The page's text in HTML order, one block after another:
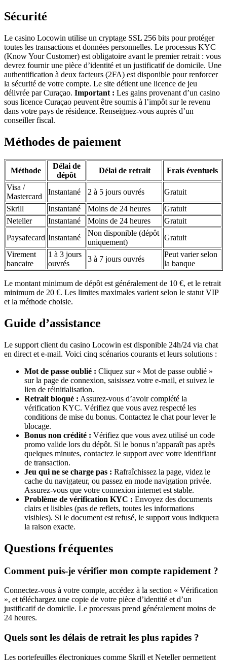
Sécurité
Le casino Locowin utilise un cryptage SSL 256 bits pour protéger
toutes les transactions et données personnelles. Le processus KYC
(Know Your Customer) est obligatoire avant le premier retrait : vous
devrez fournir une pièce d’identité et un justificatif de domicile. Une
authentification à deux facteurs (2FA) est disponible pour renforcer
la sécurité de votre compte. Le site détient une licence de jeu
délivrée par Curaçao. Important : Les gains provenant d’un casino
sous licence Curaçao peuvent être soumis à l’impôt sur le revenu
dans votre pays de résidence. Renseignez-vous auprès d’un
conseiller fiscal.
Méthodes de paiement
Méthode
Délai de
dépôt
Délai de retrait
Frais éventuels
Visa /
Mastercard
Instantané 2 à 5 jours ouvrés
Gratuit
Skrill
Instantané Moins de 24 heures
Gratuit
Neteller
Instantané Moins de 24 heures
Gratuit
Paysafecard Instantané
Non disponible (dépôt
uniquement)
Gratuit
Virement
bancaire
1 à 3 jours
ouvrés
3 à 7 jours ouvrés
Peut varier selon
la banque
Le montant minimum de dépôt est généralement de 10 €, et le retrait
minimum de 20 €. Les limites maximales varient selon le statut VIP
et la méthode choisie.
Guide d’assistance
Le support client du casino Locowin est disponible 24h/24 via chat
en direct et e-mail. Voici cinq scénarios courants et leurs solutions :
Mot de passe oublié : Cliquez sur « Mot de passe oublié »
sur la page de connexion, saisissez votre e-mail, et suivez le
lien de réinitialisation.
Retrait bloqué : Assurez-vous d’avoir complété la
vérification KYC. Vérifiez que vous avez respecté les
conditions de mise du bonus. Contactez le chat pour lever le
blocage.
Bonus non crédité : Vérifiez que vous avez utilisé un code
promo valide lors du dépôt. Si le bonus n’apparaît pas après
quelques minutes, contactez le support avec votre identifiant
de transaction.
Jeu qui ne se charge pas : Rafraîchissez la page, videz le
cache du navigateur, ou passez en mode navigation privée.
Assurez-vous que votre connexion internet est stable.
Problème de vérification KYC : Envoyez des documents
clairs et lisibles (pas de reflets, toutes les informations
visibles). Si le document est refusé, le support vous indiquera
la raison exacte.
Questions fréquentes
Comment puis-je vérifier mon compte rapidement ?
Connectez-vous à votre compte, accédez à la section « Vérification
», et téléchargez une copie de votre pièce d’identité et d’un
justificatif de domicile. Le processus prend généralement moins de
24 heures.
Quels sont les délais de retrait les plus rapides ?
Les portefeuilles électroniques comme Skrill et Neteller permettent